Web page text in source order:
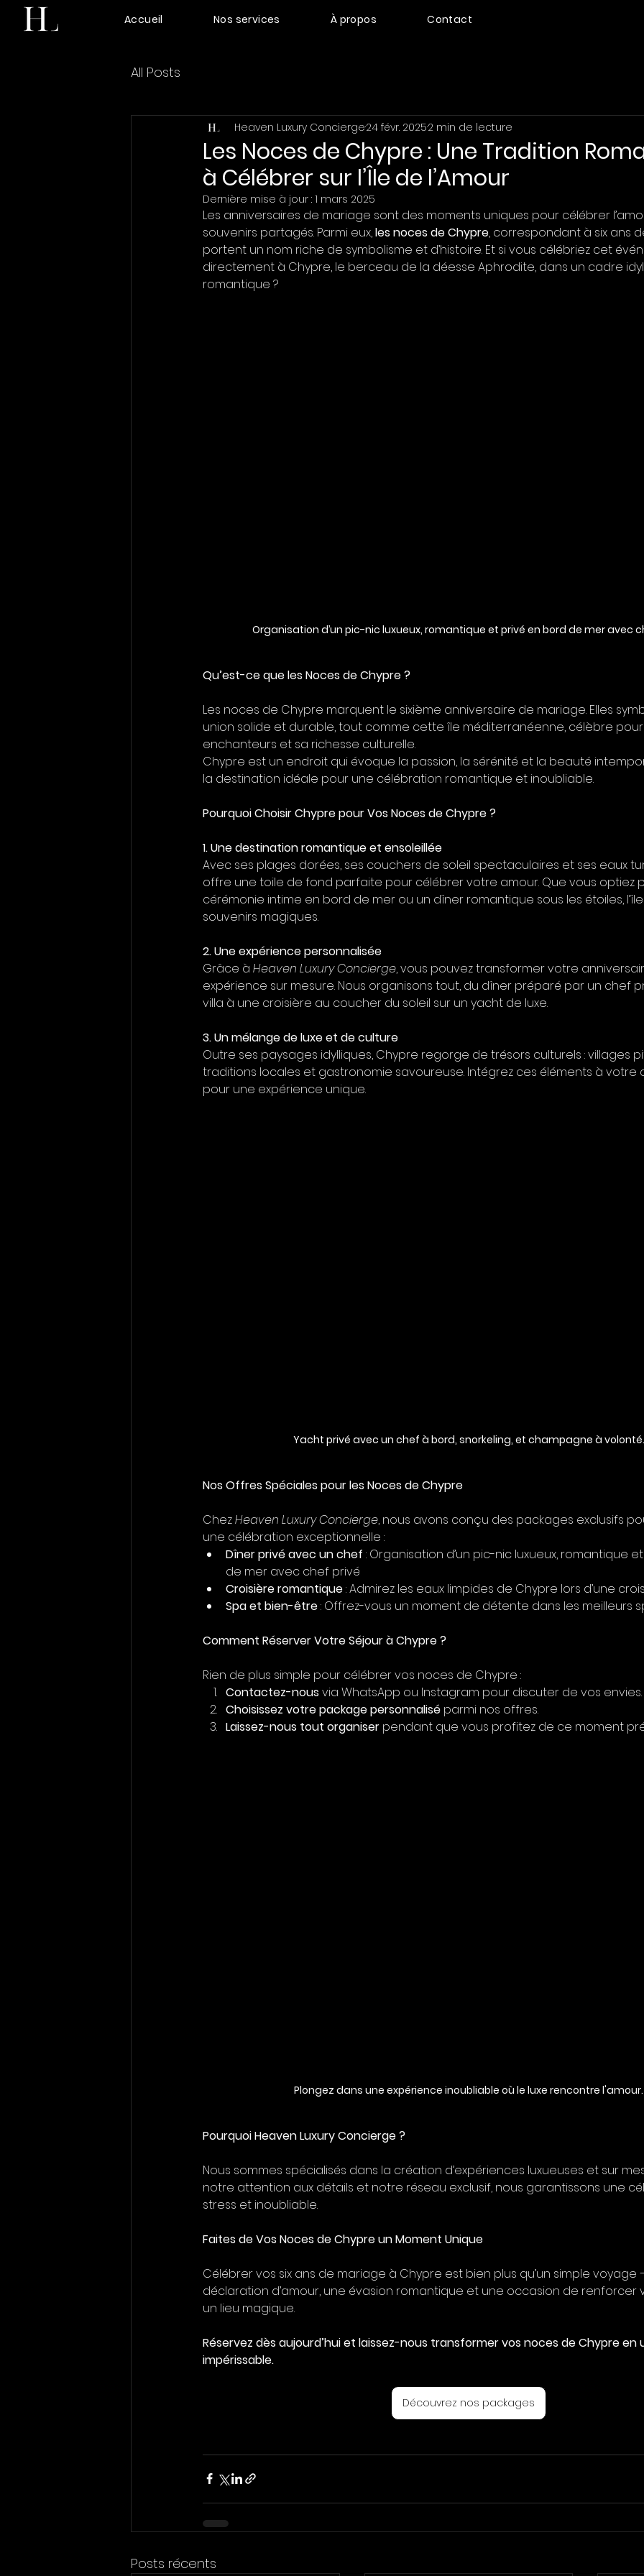
Accueil Nos services À propos Contact
All Posts
Les Noces de Chypre : Une Tradition
à Célébrer sur l’Île de l’Amour
Heaven Luxury Concierge24 févr. 20252 min de lecture
Dernière mise à jour : 1 mars 2025
Les anniversaires de mariage sont des moments uniques pour célébrer
souvenirs partagés. Parmi eux, les noces de Chypre, correspondant à six ans
portent un nom riche de symbolisme et d’histoire. Et si vous célébriez cet
directement à Chypre, le berceau de la déesse Aphrodite, dans un cadre
romantique ?
Organisation d’un pic-nic luxueux, romantique et privé en bord de mer avec
Qu’est-ce que les Noces de Chypre ?
Les noces de Chypre marquent le sixième anniversaire de mariage. Elles
union solide et durable, tout comme cette île méditerranéenne, célèbre
enchanteurs et sa richesse culturelle.
Chypre est un endroit qui évoque la passion, la sérénité et la beauté
la destination idéale pour une célébration romantique et inoubliable.
Pourquoi Choisir Chypre pour Vos Noces de Chypre ?
1. Une destination romantique et ensoleillée
Avec ses plages dorées, ses couchers de soleil spectaculaires et ses eaux
offre une toile de fond parfaite pour célébrer votre amour. Que vous optiez
cérémonie intime en bord de mer ou un dîner romantique sous les étoiles,
souvenirs magiques.
2. Une expérience personnalisée
Grâce à Heaven Luxury Concierge, vous pouvez transformer votre
expérience sur mesure. Nous organisons tout, du dîner préparé par un chef
villa à une croisière au coucher du soleil sur un yacht de luxe.
3. Un mélange de luxe et de culture
Outre ses paysages idylliques, Chypre regorge de trésors culturels : villages
traditions locales et gastronomie savoureuse. Intégrez ces éléments à votre
pour une expérience unique.
Yacht privé avec un chef à bord, snorkeling, et champagne à volonté.
Nos Offres Spéciales pour les Noces de Chypre
Chez Heaven Luxury Concierge, nous avons conçu des packages exclusifs
une célébration exceptionnelle :
Dîner privé avec un chef : Organisation d’un pic-nic luxueux, romantique
de mer avec chef privé
Croisière romantique : Admirez les eaux limpides de Chypre lors d’une
Spa et bien-être : Offrez-vous un moment de détente dans les meilleurs
Comment Réserver Votre Séjour à Chypre ?
Rien de plus simple pour célébrer vos noces de Chypre :
Contactez-nous via WhatsApp ou Instagram pour discuter de vos envies.
Choisissez votre package personnalisé parmi nos offres.
Laissez-nous tout organiser pendant que vous profitez de ce moment
Plongez dans une expérience inoubliable où le luxe rencontre l'amour.
Pourquoi Heaven Luxury Concierge ?
Nous sommes spécialisés dans la création d’expériences luxueuses et sur
notre attention aux détails et notre réseau exclusif, nous garantissons une
stress et inoubliable.
Faites de Vos Noces de Chypre un Moment Unique
Célébrer vos six ans de mariage à Chypre est bien plus qu’un simple voyage
déclaration d’amour, une évasion romantique et une occasion de renforcer
un lieu magique.
Réservez dès aujourd’hui et laissez-nous transformer vos noces de Chypre en
impérissable.
Découvrez nos packages
Posts récents